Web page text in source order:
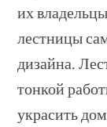
их
лестницы
дизайна.
тонкой
украсить